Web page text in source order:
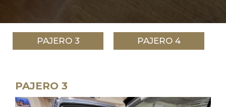
PAJERO 3 PAJERO 4
PAJERO 3